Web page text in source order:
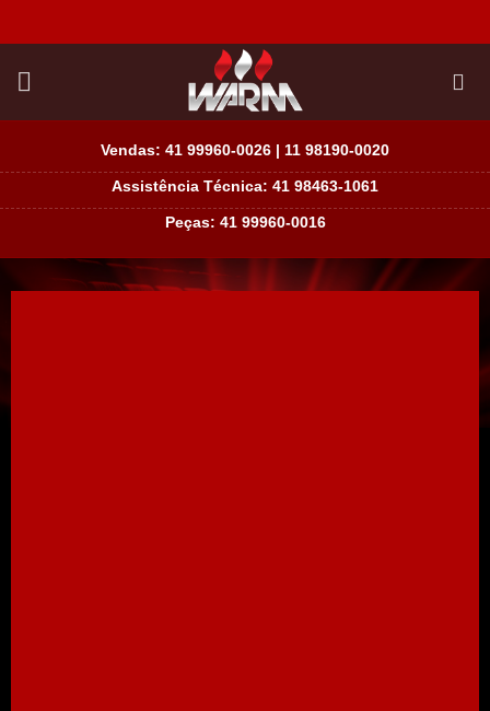
to
Vendas: 41 99960-0026 | 11 98190-0020
Assistência Técnica: 41 98463-1061
Peças: 4199960-0016